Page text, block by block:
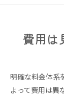
費用は
明確な料金体系
よって費用は異